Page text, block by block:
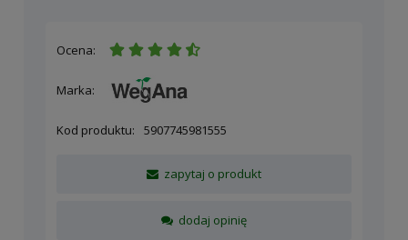
Ocena:
Marka:
Kod produktu: 5907745981555
zapytaj o produkt
dodaj opinię